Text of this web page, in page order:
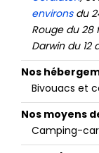
national du
Northern
9 février
février 2015
Range,Shark
Geraldton, et
environsdu
Rouge du 28
Darwin du 12